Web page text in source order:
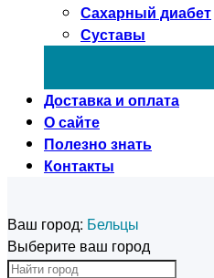
Сахарный диабет
Суставы
Доставка и оплата
О сайте
Полезно знать
Контакты
Ваш город: Бельцы
Выберите ваш город